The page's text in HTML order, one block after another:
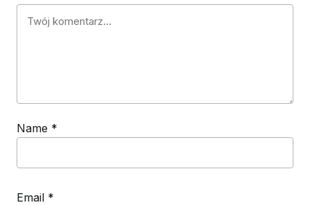
Name *
Email *